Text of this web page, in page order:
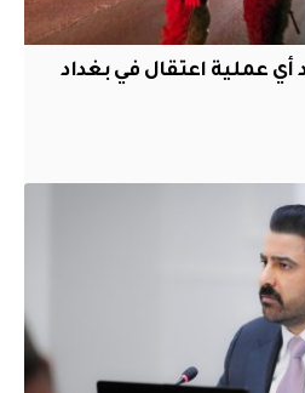
أي عملية اعتقال في بغداد